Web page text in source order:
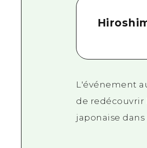
L'événement
de redécouvrir
japonaise